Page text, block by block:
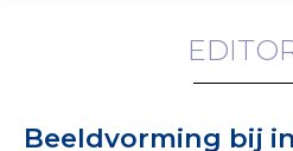
Beeldvorming bij